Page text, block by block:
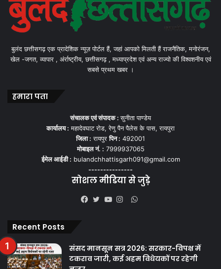
बुलंद छत्तीसगढ़ एक प्रादेशिक न्यूज़ पोर्टल हैं, जहां आपको मिलती हैं राजनैतिक, मनोरंजन,
खेल -जगत, व्यापार , अंर्राष्ट्रीय, छत्तीसगढ़ , मध्याप्रदेश एवं अन्य राज्यो की विश्वशनीय एवं
सबसे प्रथम खबर ।
हमारा पता
संचालक एवं संपादक :सुनीता पाण्डेय
कार्यालय : महादेवघाट रोड, रेणु पैन पैलेस के पास, रायपुरा
जिला : रायपुरपिन : 492001
मोबाइल नं. : 7999937065
ईमेल आईडी : bulandchhattisgarh091@gmail.com
---------------
सोशल मीडिया से जुड़े
WhatsApp
Recent Posts
संसद मानसून सत्र 2026: सरकार-विपक्ष में
टकराव जारी, कई अहम विधेयकों पर रहेगी